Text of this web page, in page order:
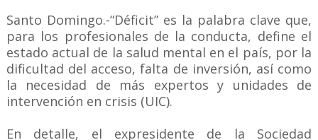
Santo Domingo.-“Déficit” es la palabra clave que,
para los profesionales de la conducta, define el
estado actual de la salud mental en el país, por la
dificultad del acceso, falta de inversión, así como
la necesidad de más expertos y unidades de
intervención en crisis (UIC).
En detalle, el expresidente de la Sociedad